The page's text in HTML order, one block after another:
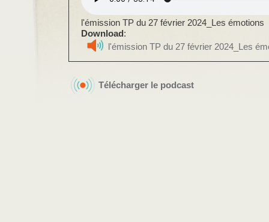
l'émission TP du 27 février 2024_Les émotions
Download:
l'émission TP du 27 février 2024_Les
Télécharger le podcast